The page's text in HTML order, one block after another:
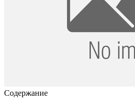
Содержание